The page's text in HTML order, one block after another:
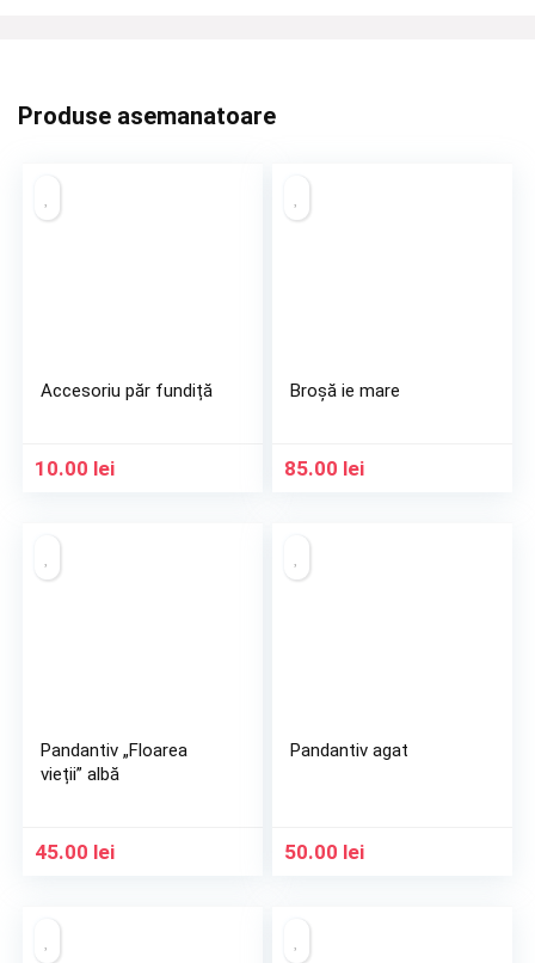
Produse asemanatoare
Accesoriu păr fundiță
10.00 lei
Broșă ie mare
85.00 lei
Pandantiv „Floarea
vieții” albă
45.00 lei
Pandantiv agat
50.00 lei